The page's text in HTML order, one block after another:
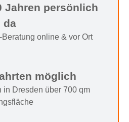
Jahren persönlich
da
Beratung online & vor Ort
möglich
in Dresden über 700 qm